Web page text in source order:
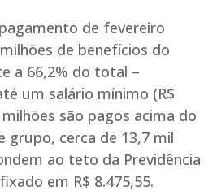
de fevereiro
de benefícios do
a 66,2% do total –
um salário mínimo (R$
são pagos acima do
grupo, cerca de 13,7 mil
ao teto da Previdência
em R$ 8.475,55.